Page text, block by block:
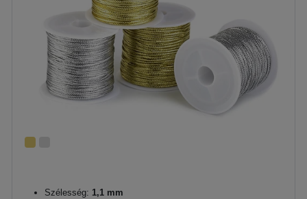
Szélesség: 1,1 mm